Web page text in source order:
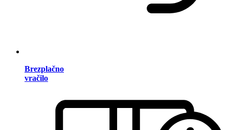
Brezplačno
vračilo